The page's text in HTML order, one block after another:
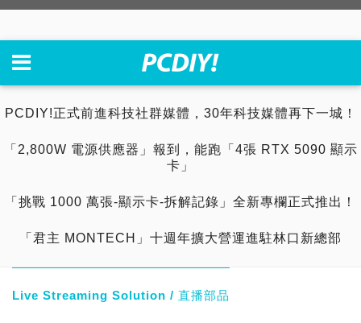
PCDIY!正式前進科技社群媒體，30年科技媒體再下一城！
「2,800W 電源供應器」報到，能跑「4張 RTX 5090 顯示
卡」
「挑戰 1000 萬張-顯示卡-拆解記錄」全新專欄正式推出！
「君主 MONTECH」十週年擴大營運進駐林口新總部
Live Streaming Solution / 直播部品